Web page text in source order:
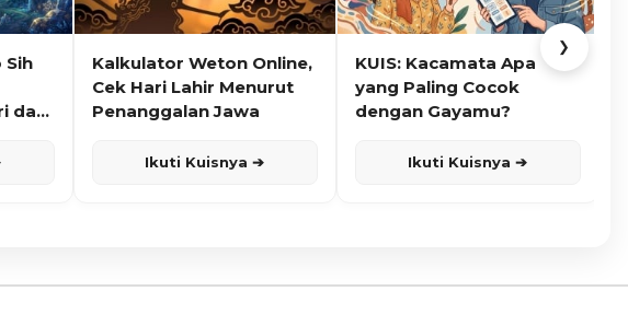
Sih
dan
Kalkulator Weton Online,
Cek Hari Lahir Menurut
Penanggalan Jawa
Ikuti Kuisnya ➔
KUIS: Kacamata Apa
yang Paling Cocok
dengan Gayamu?
Ikuti Kuisnya ➔
❯